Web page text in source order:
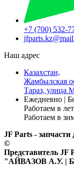
+7 (700) 532-
Наш адрес
Казахстан,
Жамбылская
Тараз, улица
Ежедневно |
Работаем в
Работаем в
JF Parts - запчасти
©
Представитель JF
"АЙВАЗОВ А.У. |